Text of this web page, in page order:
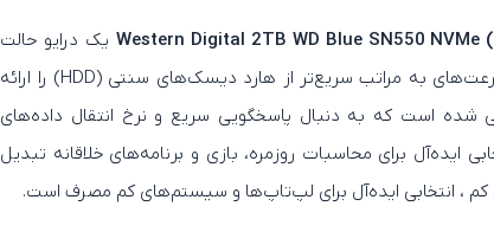
یک درایو حالت
جامد (SSD) با کارایی بالا است که سرعت‌های به مراتب سریع‌تر از هارد دیسک‌های سنتی (HDD) را ارائه
شده است که به دنبال پاسخگویی سریع و نرخ انتقال داده‌های
ایده‌آل برای محاسبات روزمره، بازی و برنامه‌های خلاقانه تبدیل
، انتخابی ایده‌آل برای لپ‌تاپ‌ها و سیستم‌های کم‌ مصرف است.